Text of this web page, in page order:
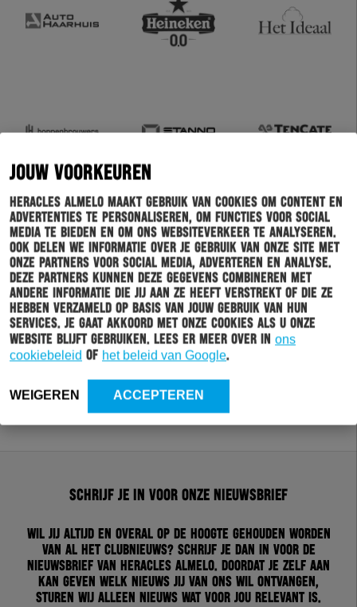
JOUW VOORKEUREN
Heracles Almelo maakt gebruik van cookies om content en
advertenties te personaliseren, om functies voor social
media te bieden en om ons websiteverkeer te analyseren.
Ook delen we informatie over je gebruik van onze site met
onze partners voor social media, adverteren en analyse.
Deze partners kunnen deze gegevens combineren met
andere informatie die jij aan ze heeft verstrekt of die ze
hebben verzameld op basis van jouw gebruik van hun
services. Je gaat akkoord met onze cookies als u onze
website blijft gebruiken. Lees er meer over in ons
cookiebeleid of het beleid van Google.
WEIGEREN ACCEPTEREN
Schrijf je in voor onze nieuwsbrief
Wil jij altijd en overal op de hoogte gehouden worden
van al het clubnieuws? Schrijf je dan in voor de
nieuwsbrief van Heracles Almelo. Doordat je zelf aan
kan geven welk nieuws jij van ons wil ontvangen,
sturen wij alleen nieuws wat voor jou relevant is.